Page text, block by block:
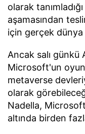
olarak
aşamasından
için gerçek dünya
Ancak salı günkü
Microsoft'un
metaverse
olarak
Nadella,
altında birden